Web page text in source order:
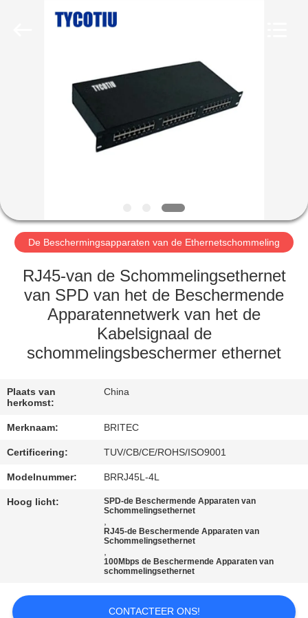
PRODUCTEN
FABRIEKSREIS
KWALITEITSCONTROLE
CONTACTEER
ALLE
GEVALLEN
VR
SHOW
PRIVACYBELEID
De Beschermingsapparaten van de Ethernetschommeling
RJ45-van de Schommelingsethernet
van SPD van het de Beschermende
Apparatennetwerk van het de
Kabelsignaal de
schommelingsbeschermer ethernet
Plaats van
herkomst:
China
Merknaam: BRITEC
Certificering: TUV/CB/CE/ROHS/ISO9001
Modelnummer: BRRJ45L-4L
Hoog licht:
SPD-de Beschermende Apparaten van
Schommelingsethernet
,
RJ45-de Beschermende Apparaten van
Schommelingsethernet
,
100Mbps de Beschermende Apparaten van
schommelingsethernet
CONTACTEER ONS!